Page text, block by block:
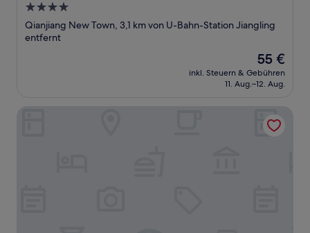
4.0-
Sterne-
Unterkunft
Qianjiang New Town, 3,1 km von U-Bahn-Station Jiangling
entfernt
Der
Preis
beträgt
55 €
inkl. Steuern & Gebühren
11. Aug.–12. Aug.